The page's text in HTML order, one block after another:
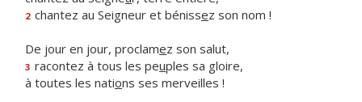
2 chantez au Seigneur et bénissez son nom !
De jour en jour, proclamez son salut,
3 racontez à tous les peuples sa gloire,
à toutes les nations ses merveilles !